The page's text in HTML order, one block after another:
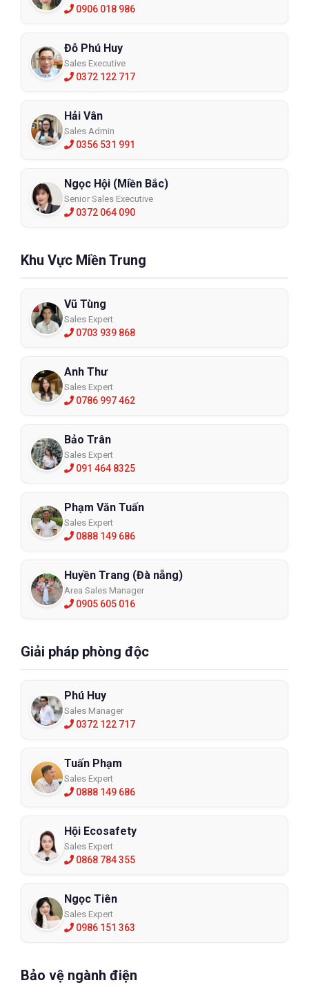
0906 018 986
Đỗ Phú Huy
Sales Executive
0372 122 717
Hải Vân
Sales Admin
0356 531 991
Ngọc Hội (Miền Bắc)
Senior Sales Executive
0372 064 090
Khu Vực Miền Trung
Vũ Tùng
Sales Expert
0703 939 868
Anh Thư
Sales Expert
0786 997 462
Bảo Trân
Sales Expert
091 464 8325
Phạm Văn Tuấn
Sales Expert
0888 149 686
Huyền Trang (Đà nẵng)
Area Sales Manager
0905 605 016
Giải pháp phòng độc
Phú Huy
Sales Manager
0372 122 717
Tuấn Phạm
Sales Expert
0888 149 686
Hội Ecosafety
Sales Expert
0868 784 355
Ngọc Tiên
Sales Expert
0986 151 363
Bảo vệ ngành điện